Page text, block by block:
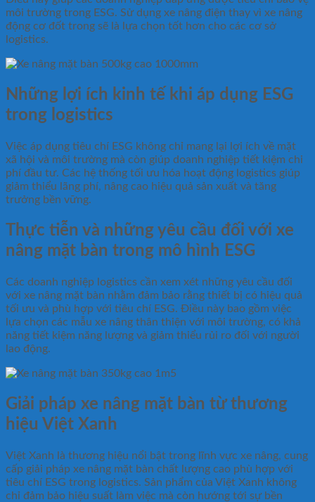
môi trường trong ESG. Sử dụng xe nâng điện thay vì xe nâng
động cơ đốt trong sẽ là lựa chọn tốt hơn cho các cơ sở
logistics.
Những lợi ích kinh tế khi áp dụng ESG
trong logistics
Việc áp dụng tiêu chí ESG không chỉ mang lại lợi ích về mặt
xã hội và môi trường mà còn giúp doanh nghiệp tiết kiệm chi
phí đầu tư. Các hệ thống tối ưu hóa hoạt động logistics giúp
giảm thiểu lãng phí, nâng cao hiệu quả sản xuất và tăng
trưởng bền vững.
Thực tiễn và những yêu cầu đối với xe
nâng mặt bàn trong mô hình ESG
Các doanh nghiệp logistics cần xem xét những yêu cầu đối
với xe nâng mặt bàn nhằm đảm bảo rằng thiết bị có hiệu quả
tối ưu và phù hợp với tiêu chí ESG. Điều này bao gồm việc
lựa chọn các mẫu xe nâng thân thiện với môi trường, có khả
năng tiết kiệm năng lượng và giảm thiểu rủi ro đối với người
lao động.
Giải pháp xe nâng mặt bàn từ thương
hiệu Việt Xanh
Việt Xanh là thương hiệu nổi bật trong lĩnh vực xe nâng, cung
cấp giải pháp xe nâng mặt bàn chất lượng cao phù hợp với
tiêu chí ESG trong logistics. Sản phẩm của Việt Xanh không
chỉ đảm bảo hiệu suất làm việc mà còn hướng tới sự bền